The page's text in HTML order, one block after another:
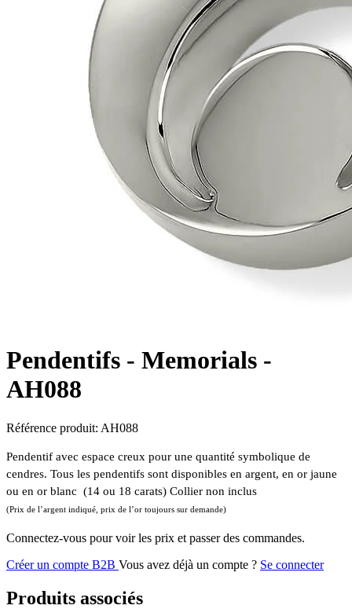
Pendentifs - Memorials -
AH088
Référence produit: AH088
Pendentif avec espace creux pour une quantité symbolique de
cendres. Tous les pendentifs sont disponibles en argent, en or jaune
ou en or blanc (14 ou 18 carats) Collier non inclus
(Prix de l’argent indiqué, prix de l’or toujours sur demande)
Connectez-vous pour voir les prix et passer des commandes.
Créer un compte B2B Vous avez déjà un compte ? Se connecter
Produits associés